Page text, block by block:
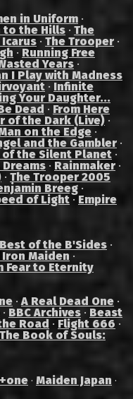
in Uniform ·
to the Hills · The
· The Trooper ·
· Running Free
Years ·
I Play with Madness
· Infinite
Your Daughter...
Dead · From Here
of the Dark (Live) ·
on the Edge ·
and the Gambler ·
of the Silent Planet ·
· Rainmaker ·
· The Trooper 2005
Breeg ·
of Light·Empire
Best of the B'Sides ·
Maiden ·
Fear to Eternity
·A Real Dead One ·
· BBC Archives · Beast
Road · Flight 666 ·
The Book of Souls:
· Maiden Japan ·